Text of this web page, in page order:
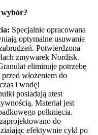
wybór?
Specjalnie opracowana
optymalne usuwanie
Potwierdzona
zmywarek Nordisk.
eliminuje potrzebę
włożeniem do
i wodę!
posiadają atest
Materiał jest
połknięcia.
do
efektywnie cykl po